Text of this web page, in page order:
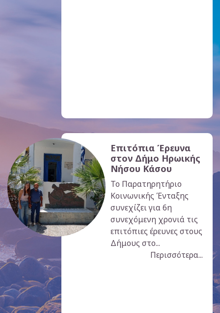
Επιτόπια Έρευνα
στον Δήμο Ηρωικής
Νήσου Κάσου
Το Παρατηρητήριο
Κοινωνικής Ένταξης
συνεχίζει για 6η
συνεχόμενη χρονιά τις
επιτόπιες έρευνες στους
Δήμους στο...
Περισσότερα...